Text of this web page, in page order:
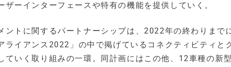
ザーインターフェースや特有の機能を提供していく。
ントに関するパートナーシップは、2022年の終わりまで
ライアンス2022」の中で掲げているコネクティビティと
ていく取り組みの一環。同計画にはこの他、12車種の新